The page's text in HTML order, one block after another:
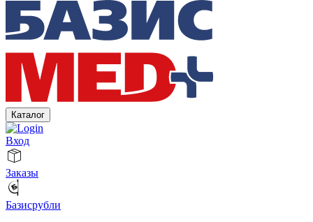
Каталог
Вход
Заказы
Базисрубли